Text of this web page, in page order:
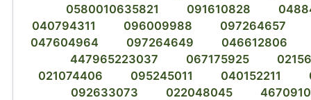
0580010635821
091610828
040794311
096009988
097264657
047604964
097264649
046612806
447965223037
067175925
021074406
095245011 040152211
092633073
022048045